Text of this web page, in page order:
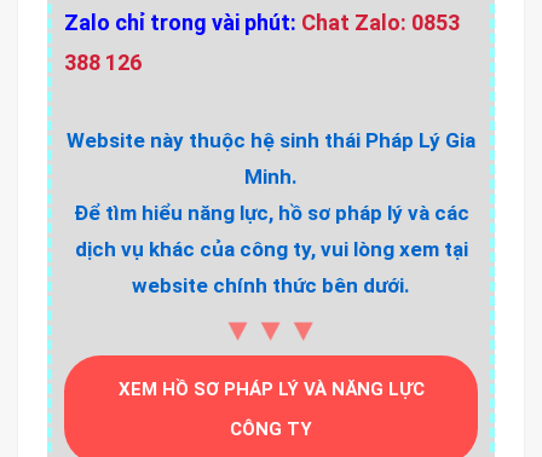
Zalo chỉ trong vài phút: Chat Zalo: 0853
388 126
Website này thuộc hệ sinh thái Pháp Lý Gia
Minh.
Để tìm hiểu năng lực, hồ sơ pháp lý và các
dịch vụ khác của công ty, vui lòng xem tại
website chính thức bên dưới.
▼▼▼
XEM HỒ SƠ PHÁP LÝ VÀ NĂNG LỰC
CÔNG TY